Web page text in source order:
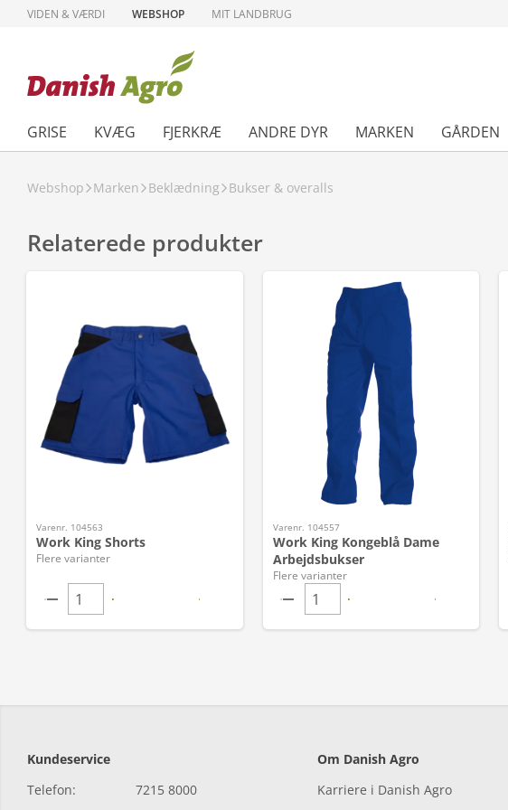
VIDEN & VÆRDI WEBSHOP MIT LANDBRUG
GRISE KVÆG FJERKRÆ ANDRE DYR MARKEN GÅRDEN
Webshop Marken Beklædning Bukser & overalls
Relaterede produkter
Varenr. 104563
Work King Shorts
Flere varianter
Varenr. 104557
Work King Kongeblå Dame
Arbejdsbukser
Flere varianter
Kundeservice
Telefon:
7215 8000
Om Danish Agro
Karriere i Danish Agro